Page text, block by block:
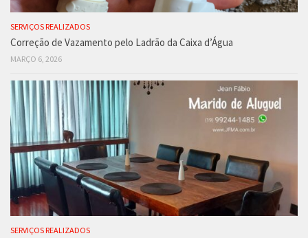
SERVIÇOS REALIZADOS
Correção de Vazamento pelo Ladrão da Caixa d’Água
MARÇO 6, 2026
SERVIÇOS REALIZADOS